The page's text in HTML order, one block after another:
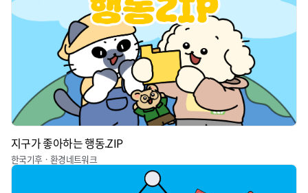
지구가 좋아하는 행동.ZIP
한국기후ㆍ환경네트워크